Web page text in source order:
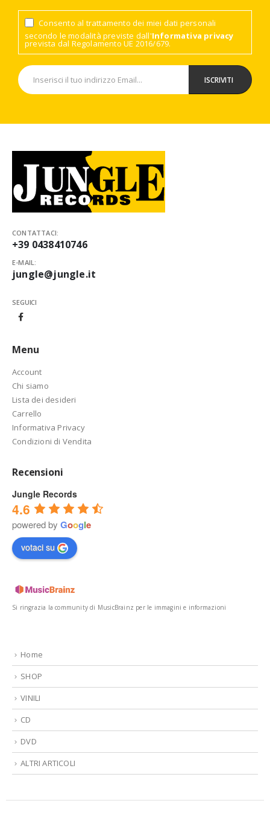
Consento al trattamento dei miei dati personali
secondo le modalità previste dall'Informativa privacy
prevista dal Regolamento UE 2016/679.
CONTATTACI:
+39 0438410746
E-MAIL:
jungle@jungle.it
SEGUICI
Menu
Account
Chi siamo
Lista dei desideri
Carrello
Informativa Privacy
Condizioni di Vendita
Recensioni
Jungle Records
4.6
powered by Google
votaci su
Si ringrazia la community di MusicBrainz per le immagini e informazioni
Home
SHOP
VINILI
CD
DVD
ALTRI ARTICOLI